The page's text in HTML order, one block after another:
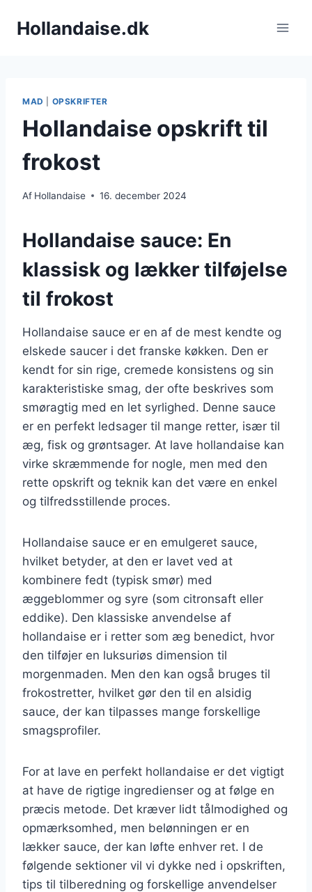
Hollandaise.dk
MAD OPSKRIFTER
Hollandaise opskrift til
frokost
Af Hollandaise 16. december 2024
Hollandaise sauce: En
klassisk og lækker tilføjelse
til frokost
Hollandaise sauce er en af de mest kendte og
elskede saucer i det franske køkken. Den er
kendt for sin rige, cremede konsistens og sin
karakteristiske smag, der ofte beskrives som
smøragtig med en let syrlighed. Denne sauce
er en perfekt ledsager til mange retter, især til
æg, fisk og grøntsager. At lave hollandaise kan
virke skræmmende for nogle, men med den
rette opskrift og teknik kan det være en enkel
og tilfredsstillende proces.
Hollandaise sauce er en emulgeret sauce,
hvilket betyder, at den er lavet ved at
kombinere fedt (typisk smør) med
æggeblommer og syre (som citronsaft eller
eddike). Den klassiske anvendelse af
hollandaise er i retter som æg benedict, hvor
den tilføjer en luksuriøs dimension til
morgenmaden. Men den kan også bruges til
frokostretter, hvilket gør den til en alsidig
sauce, der kan tilpasses mange forskellige
smagsprofiler.
For at lave en perfekt hollandaise er det vigtigt
at have de rigtige ingredienser og at følge en
præcis metode. Det kræver lidt tålmodighed og
opmærksomhed, men belønningen er en
lækker sauce, der kan løfte enhver ret. I de
følgende sektioner vil vi dykke ned i opskriften,
tips til tilberedning og forskellige anvendelser